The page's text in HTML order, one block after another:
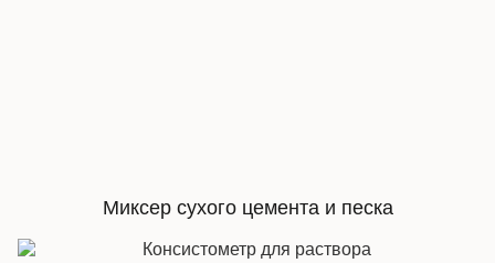
Миксер сухого цемента и песка